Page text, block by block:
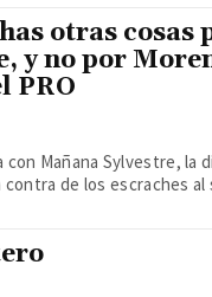
otras cosas
y no por
PRO
Mañana Sylvestre, la
de los escraches